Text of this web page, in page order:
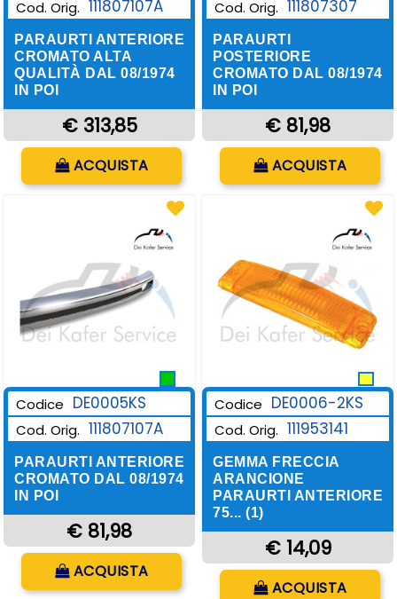
Cod. Orig. 111807107A
PARAURTI ANTERIORE
CROMATO ALTA
QUALITÀ DAL 08/1974
IN POI
€ 313,85
ACQUISTA
Cod. Orig. 111807307
PARAURTI
POSTERIORE
CROMATO DAL 08/1974
IN POI
€ 81,98
ACQUISTA
Codice DE0005KS
Cod. Orig. 111807107A
PARAURTI ANTERIORE
CROMATO DAL 08/1974
IN POI
€ 81,98
Quantità
ACQUISTA
Codice DE0006-2KS
Cod. Orig. 111953141
GEMMA FRECCIA
ARANCIONE
PARAURTI ANTERIORE
75... (1)
€ 14,09
ACQUISTA